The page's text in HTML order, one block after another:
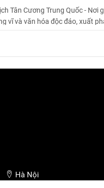
Tân Cương Trung Quốc - Nơi
vĩ và văn hóa độc đáo, xuất
Hà Nội